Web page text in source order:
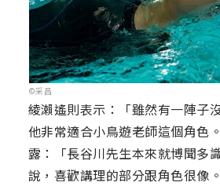
©采昌
綾瀨遙則表示：「雖然有一陣子
他非常適合小鳥遊老師這個角色
露：「長谷川先生本來就博聞多
說，喜歡講理的部分跟角色很像